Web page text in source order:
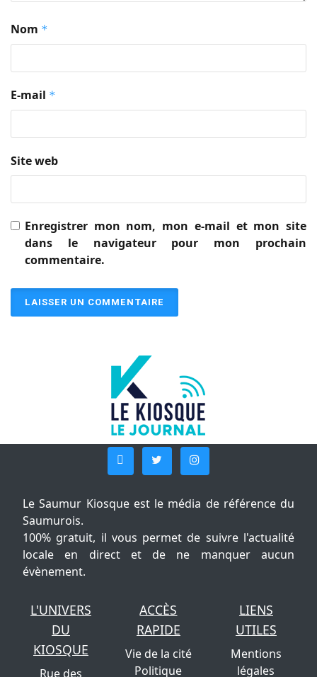
Nom *
E-mail *
Site web
Enregistrer mon nom, mon e-mail et mon site
dans le navigateur pour mon prochain
commentaire.
Le Saumur Kiosque est le média de référence du
Saumurois.
100% gratuit, il vous permet de suivre l'actualité
locale en direct et de ne manquer aucun
évènement.
L'UNIVERS
DU
KIOSQUE
Rue des
ACCÈS
RAPIDE
Vie de la cité
Politique
LIENS
UTILES
Mentions
légales